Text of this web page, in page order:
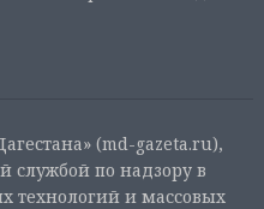
(md-gazeta.ru),
службой по надзору в
технологий и массовых